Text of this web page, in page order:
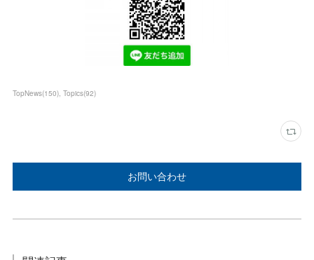
TopNews(150) Topics(92)
お問い合わせ